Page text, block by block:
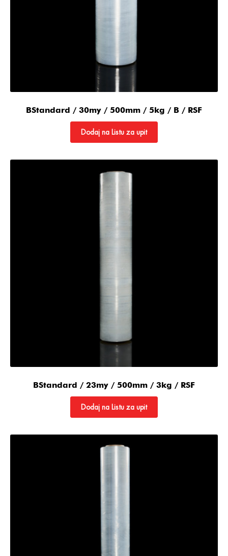
BStandard / 30my / 500mm / 5kg / B / RSF
Dodaj na Listu za upit
BStandard / 23my / 500mm / 3kg / RSF
Dodaj na Listu za upit